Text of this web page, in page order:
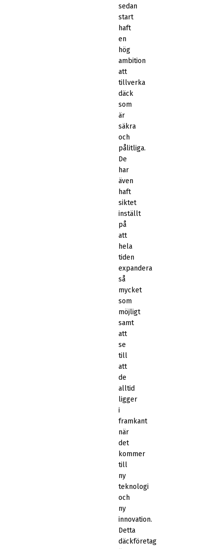
sedan
start
haft
en
hög
ambition
att
tillverka
däck
som
är
säkra
och
pålitliga.
De
har
även
haft
siktet
inställt
på
att
hela
tiden
expandera
så
mycket
som
möjligt
samt
att
se
till
att
de
alltid
ligger
i
framkant
när
det
kommer
till
ny
teknologi
och
ny
innovation.
Detta
däckföretag